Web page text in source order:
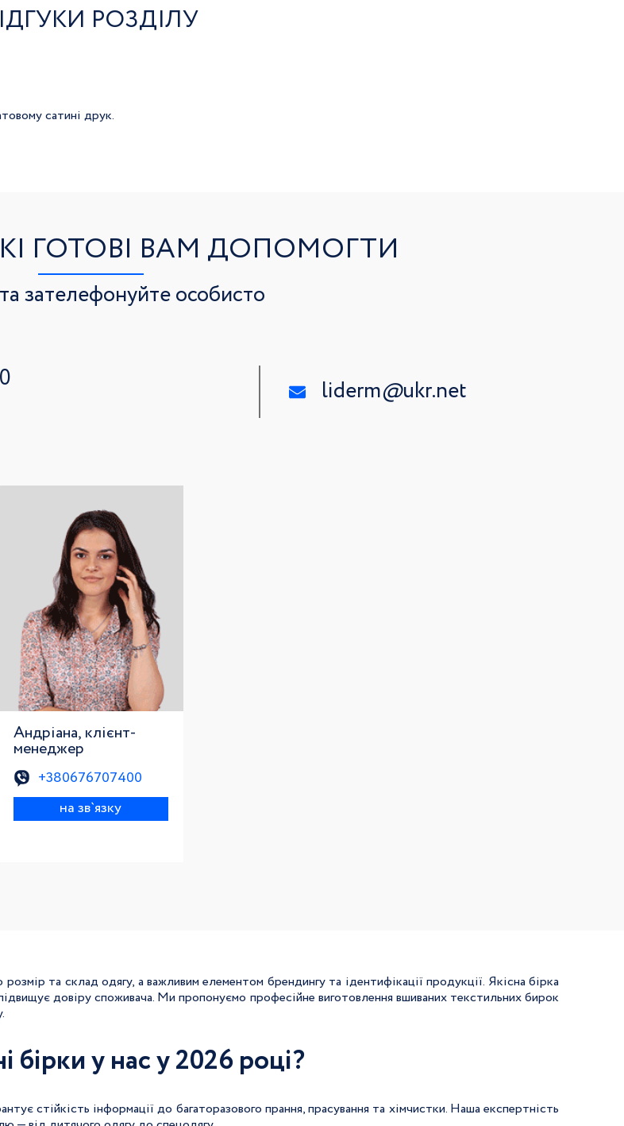
РОЗДІЛУ
сатині друк.
ГОТОВІ ВАМ ДОПОМОГТИ
зателефонуйте особисто
liderm@ukr.net
Андріана, клієнт-
менеджер
+380676707400
на зв`язку
та склад одягу, а важливим елементом брендингу та ідентифікації продукції. Якісна бірка
довіру споживача. Ми пропонуємо професійне виготовлення вшиваних текстильних бирок
бірки у нас у 2026 році?
стійкість інформації до багаторазового прання, прасування та хімчистки. Наша експертність